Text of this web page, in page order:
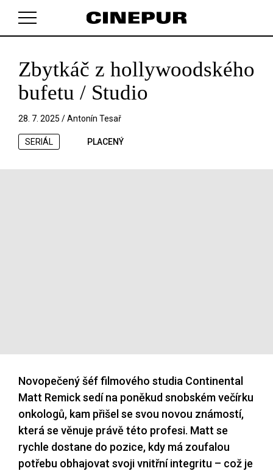
V košíku zatím nemáte žádné položky.
Zbytkáč z hollywoodského
bufetu / Studio
28. 7. 2025 /Antonín Tesař
SERIÁL PLACENÝ
Novopečený šéf filmového studia Continental
Matt Remick sedí na poněkud snobském večírku
onkologů, kam přišel se svou novou známostí,
která se věnuje právě této profesi. Matt se
rychle dostane do pozice, kdy má zoufalou
potřebu obhajovat svoji vnitřní integritu – což je